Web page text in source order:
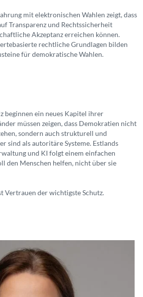
mit elektronischen Wahlen zeigt, dass
Transparenz und Rechtssicherheit
Akzeptanz erreichen können.
rechtliche Grundlagen bilden
für demokratische Wahlen.
beginnen ein neues Kapitel ihrer
müssen zeigen, dass Demokratien nicht
sondern auch strukturell und
sind als autoritäre Systeme. Estlands
und KI folgt einem einfachen
den Menschen helfen, nicht über sie
Vertrauen der wichtigste Schutz.